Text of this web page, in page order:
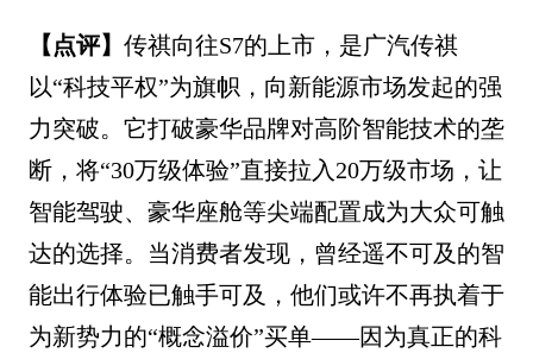
【点评】 传祺向往S7的上市，是广汽传祺
以“科技平权”为旗帜，向新能源市场发起的强
力突破。它打破豪华品牌对高阶智能技术的垄
断，将“30万级体验”直接拉入20万级市场，让
智能驾驶、豪华座舱等尖端配置成为大众可触
达的选择。当消费者发现，曾经遥不可及的智
能出行体验已触手可及，他们或许不再执着于
为新势力的“概念溢价”买单——因为真正的科